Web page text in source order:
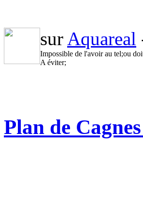
sur Aquareal
Impossible de l'avoir au tel;ou
A éviter;
Plan de